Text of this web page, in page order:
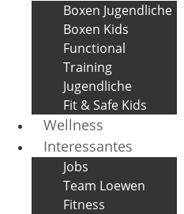
Boxen Jugendliche
Boxen Kids
Functional
Training
Jugendliche
Fit & Safe Kids
Wellness
Interessantes
Jobs
Team Loewen
Fitness